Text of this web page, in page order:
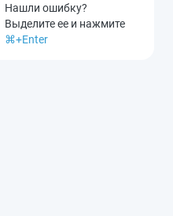
Нашли ошибку?
Выделите ее и нажмите
⌘+Enter